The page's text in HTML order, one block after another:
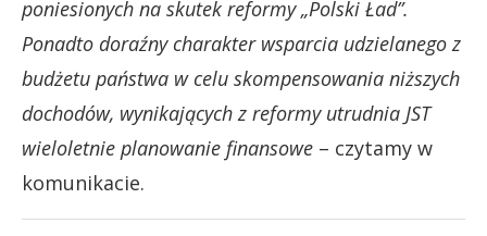
poniesionych na skutek reformy „Polski Ład”.
Ponadto doraźny charakter wsparcia udzielanego z
budżetu państwa w celu skompensowania niższych
dochodów, wynikających z reformy utrudnia JST
wieloletnie planowanie finansowe – czytamy w
komunikacie.